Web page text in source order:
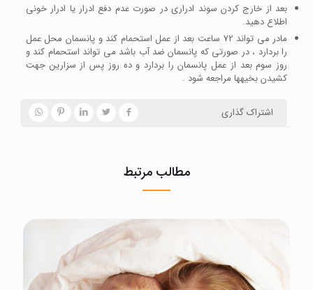
بعد از خارج کردن سوند ادراری در صورت عدم دفع ادرار یا ادرار خونی
اطلاع دهید.
مادر می تواند 72 ساعت بعد از عمل استحمام کند و پانسمان محل عمل
را بردارد ، در صورتی که پانسمان ضد آب باشد می تواند استحمام کند و
روز سوم بعد از عمل پانسمان را بردارد و ده روز پس از سزارین جهت
کشیدن بخیه­ها مراجعه شود .
اشتراک گذاری
مطالب مرتبط